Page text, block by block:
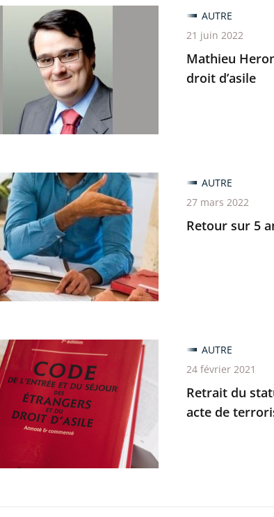
Mathieu
droit d’asile
AUTRE
21 juin 2022
Retour sur 5
AUTRE
27 mars 2022
Retrait du
acte de
AUTRE
24 février 2021